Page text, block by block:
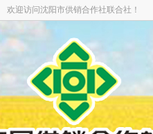
欢迎访问沈阳市供销合作社联合社！